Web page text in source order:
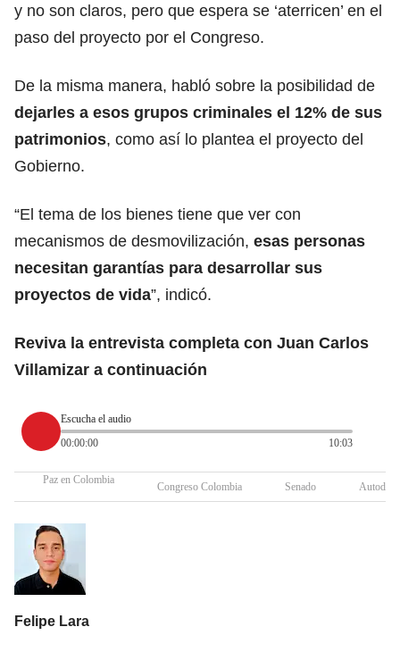
y no son claros, pero que espera se ‘aterricen’ en el
paso del proyecto por el Congreso.
De la misma manera, habló sobre la posibilidad de
dejarles a esos grupos criminales el 12% de sus
patrimonios, como así lo plantea el proyecto del
Gobierno.
“El tema de los bienes tiene que ver con
mecanismos de desmovilización, esas personas
necesitan garantías para desarrollar sus
proyectos de vida”, indicó.
Reviva la entrevista completa con Juan Carlos
Villamizar a continuación
Escucha el audio
00:00:00
10:03
Paz en Colombia
Congreso Colombia Senado
Felipe Lara